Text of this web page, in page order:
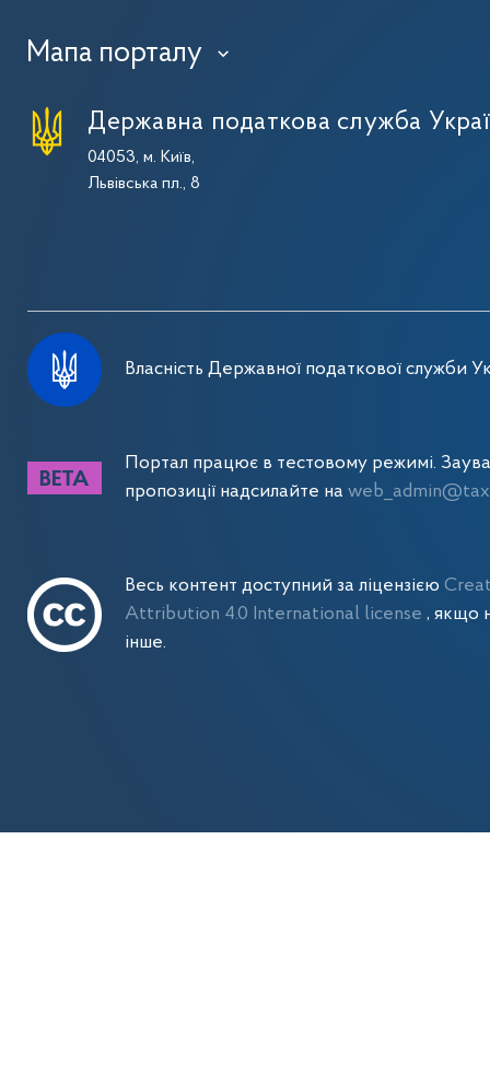
Мапа порталу ›
Державна податкова служба
04053, м. Київ,
Львівська пл., 8
Власність Державної податкової служби
Портал працює в тестовому режимі.
пропозиції надсилайте на
Весь контент доступний за ліцензією
Attribution 4.0 International license, якщо
інше.